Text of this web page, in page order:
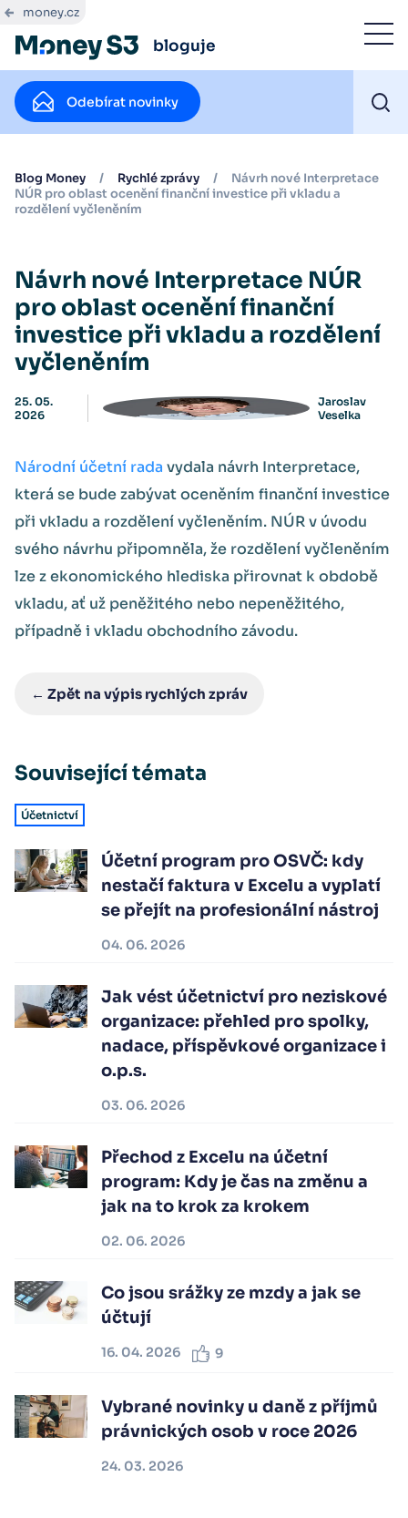
money.cz
bloguje
Odebírat novinky
Blog Money / Rychlé zprávy /
Návrh nové Interpretace
NÚR pro oblast ocenění finanční investice při vkladu a
rozdělení vyčleněním
Návrh nové Interpretace NÚR
pro oblast ocenění finanční
investice při vkladu a rozdělení
vyčleněním
25. 05.
2026
Jaroslav
Veselka
Národní účetní rada vydala návrh Interpretace,
která se bude zabývat oceněním finanční investice
při vkladu a rozdělení vyčleněním. NÚR v úvodu
svého návrhu připomněla, že rozdělení vyčleněním
lze z ekonomického hlediska přirovnat k obdobě
vkladu, ať už peněžitého nebo nepeněžitého,
případně i vkladu obchodního závodu.
← Zpět na výpis rychlých zpráv
Související témata
Účetnictví
Účetní program pro OSVČ: kdy
nestačí faktura v Excelu a vyplatí
se přejít na profesionální nástroj
04. 06. 2026
Jak vést účetnictví pro neziskové
organizace: přehled pro spolky,
nadace, příspěvkové organizace i
o.p.s.
03. 06. 2026
Přechod z Excelu na účetní
program: Kdy je čas na změnu a
jak na to krok za krokem
02. 06. 2026
Co jsou srážky ze mzdy a jak se
účtují
16. 04. 2026 9
Vybrané novinky u daně z příjmů
právnických osob v roce 2026
24. 03. 2026